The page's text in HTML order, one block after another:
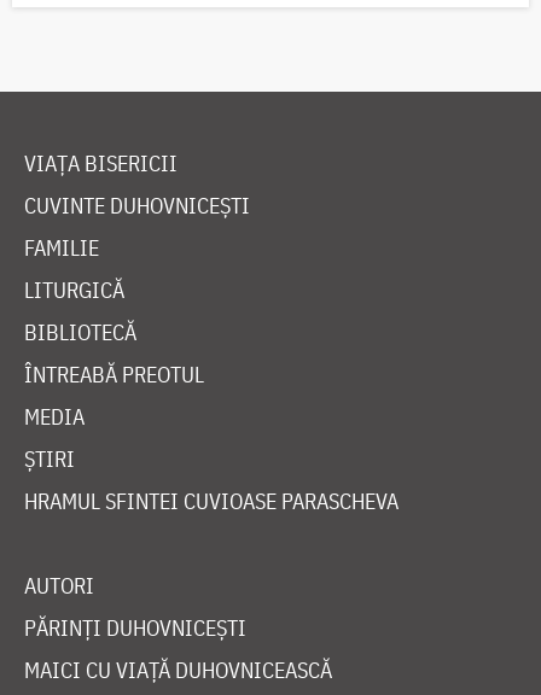
VIAȚA BISERICII
CUVINTE DUHOVNICEȘTI
FAMILIE
LITURGICĂ
BIBLIOTECĂ
ÎNTREABĂ PREOTUL
MEDIA
ȘTIRI
HRAMUL SFINTEI CUVIOASE PARASCHEVA
AUTORI
PĂRINȚI DUHOVNICEȘTI
MAICI CU VIAȚĂ DUHOVNICEASCĂ